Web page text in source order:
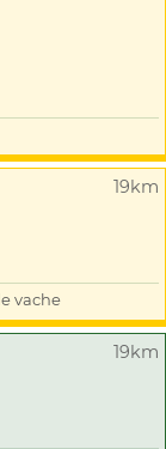
19km
vache
19km